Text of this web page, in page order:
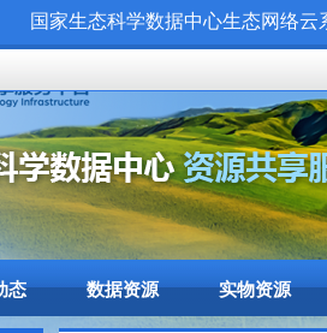
国家生态科学数据中心生态网络
态 数据资源 实物资源